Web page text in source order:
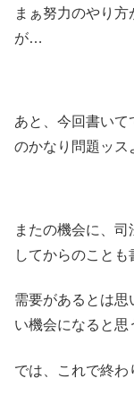
まぁ努力のやり
が…
あと、今回書いて
のかなり問題ッ
またの機会に、
してからのことも
需要があるとは思
い機会になると思
では、これで終わ